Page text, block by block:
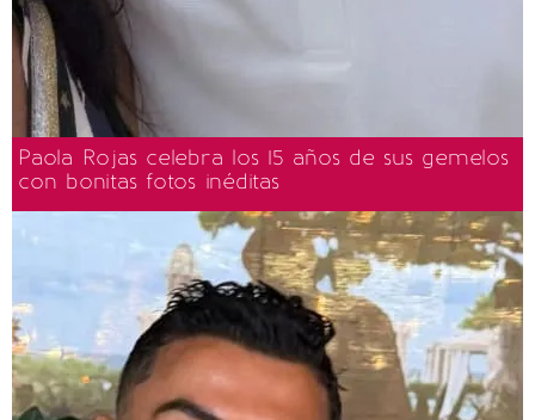
Paola Rojas celebra los 15 años de sus gemelos
con bonitas fotos inéditas